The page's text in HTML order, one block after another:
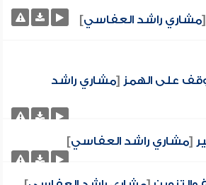
[مشاري راشد العفاسي]
على الهمز [مشاري راشد
[مشاري راشد العفاسي]